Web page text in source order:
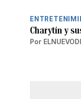
Charytín y
Por